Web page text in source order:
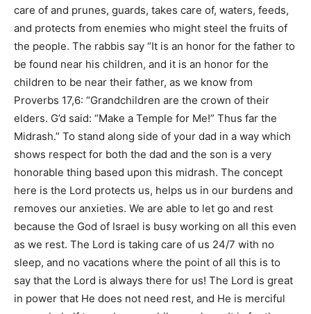
care of and prunes, guards, takes care of, waters, feeds,
and protects from enemies who might steel the fruits of
the people. The rabbis say “It is an honor for the father to
be found near his children, and it is an honor for the
children to be near their father, as we know from
Proverbs 17,6: “Grandchildren are the crown of their
elders. G’d said: “Make a Temple for Me!” Thus far the
Midrash.” To stand along side of your dad in a way which
shows respect for both the dad and the son is a very
honorable thing based upon this midrash. The concept
here is the Lord protects us, helps us in our burdens and
removes our anxieties. We are able to let go and rest
because the God of Israel is busy working on all this even
as we rest. The Lord is taking care of us 24/7 with no
sleep, and no vacations where the point of all this is to
say that the Lord is always there for us! The Lord is great
in power that He does not need rest, and He is merciful